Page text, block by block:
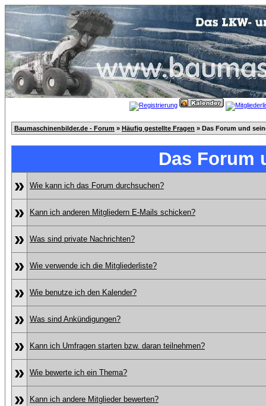
Baumaschinenbilder.de - Forum » Häufig gestellte Fragen » Das Forum und
Das Forum
»
Wie kann ich das Forum durchsuchen?
» Kann ich anderen Mitgliedern E-Mails schicken?
» Was sind private Nachrichten?
» Wie verwende ich die Mitgliederliste?
» Wie benutze ich den Kalender?
» Was sind Ankündigungen?
» Kann ich Umfragen starten bzw. daran teilnehmen?
» Wie bewerte ich ein Thema?
» Kann ich andere Mitglieder bewerten?